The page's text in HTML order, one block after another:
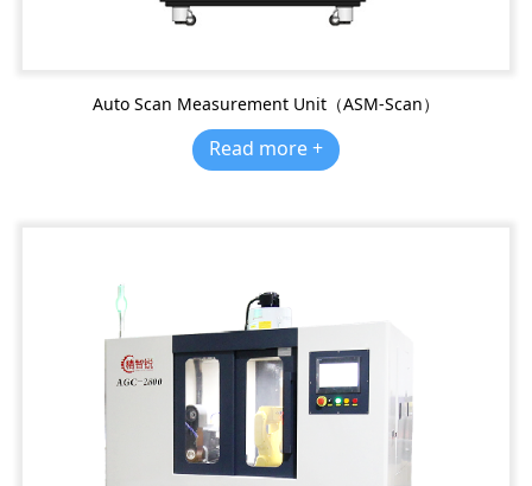
Auto Scan Measurement Unit（ASM-Scan）
Read more +